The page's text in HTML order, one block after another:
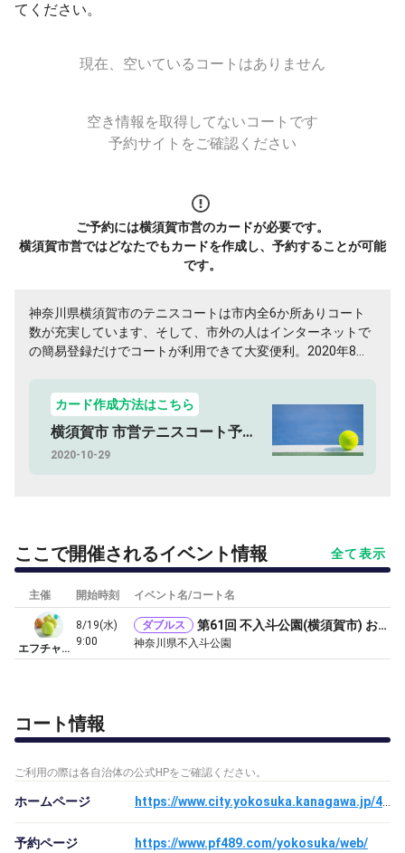
てください。
現在、空いているコートはありません
空き情報を取得してないコートです
予約サイトをご確認ください
ご予約には横須賀市営のカードが必要です。
横須賀市営ではどなたでもカードを作成し、予約することが可能
です。
神奈川県横須賀市のテニスコートは市内全6か所ありコート
数が充実しています、そして、市外の人はインターネットで
の簡易登録だけでコートが利用できて大変便利。2020年8月
カード作成方法はこちら
横須賀市 市営テニスコート予約方法
2020-10-29
ここで開催されるイベント情報 全て表示
主催 開始時刻 イベント名/コート名
エフチャレンジカップ
8/19(水)
9:00
ダブルス 第61回 不入斗公園(横須賀市) お一人で申込み参加型ダブルスゲーム大会／(初級・初中級・中級）
神奈川県不入斗公園
コート情報
ご利用の際は各自治体の公式HPをご確認ください。
ホームページ
予約ページ https://www.pf489.com/yokosuka/web/